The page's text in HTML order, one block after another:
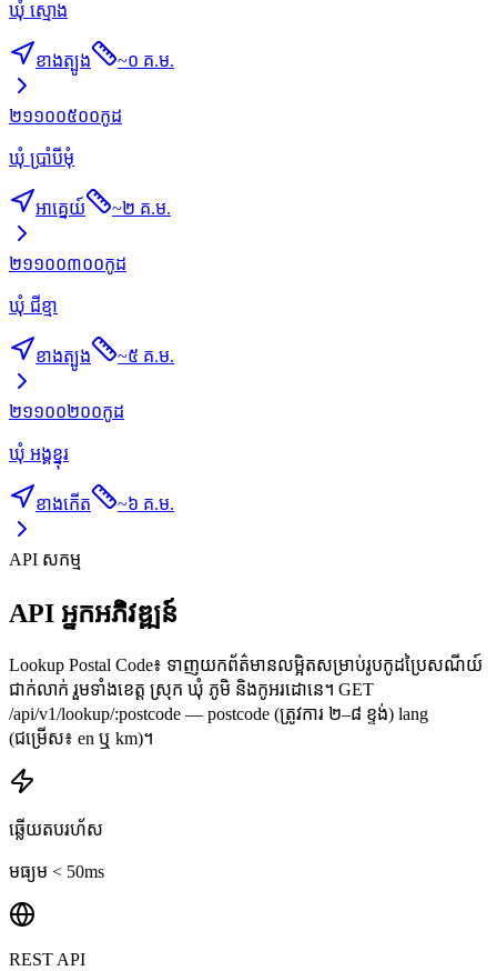
ឃុំ ស្មោង
ខាងត្បូង ~០ គ.ម.
២១១០០៥០០កូដ
ឃុំ ប្រាំបីមុំ
អាគ្នេយ៍ ~២ គ.ម.
២១១០០៣០០កូដ
ឃុំ ជីខ្មា
ខាងត្បូង ~៥ គ.ម.
២១១០០២០០កូដ
ឃុំ អង្គខ្នុរ
ខាងកើត ~៦ គ.ម.
API សកម្ម
API អ្នកអភិវឌ្ឍន៍
Lookup Postal Code៖ ទាញយកព័ត៌មានលម្អិតសម្រាប់រូបកូដប្រៃសណីយ៍
ជាក់លាក់ រួមទាំងខេត្ត ស្រុក ឃុំ ភូមិ និងកូអរដោនេ។ GET
/api/v1/lookup/:postcode — postcode (ត្រូវការ ២–៨ ខ្ទង់) lang
(ជម្រើស៖ en ឬ km)។
ឆ្លើយតបរហ័ស
មធ្យម < 50ms
REST API